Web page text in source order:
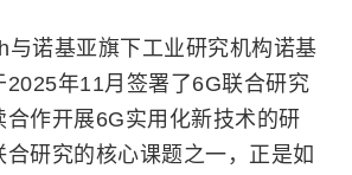
与诺基亚旗下工业研究机构诺基
2025年11月签署了6G联合研究
合作开展6G实用化新技术的研
研究的核心课题之一，正是如